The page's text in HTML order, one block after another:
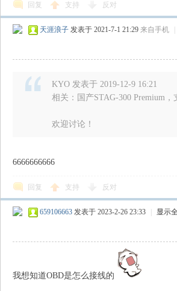
回复 支持 反对
天涯浪子 发表于 2021-7-1 21:29 来自手机
KYO 发表于 2019-12-9 16:21
相关：国产STAG-300 Premium，
欢迎讨论！
6666666666
回复 支持 反对
659106663 发表于 2023-2-26 23:33 显示
我想知道OBD是怎么接线的